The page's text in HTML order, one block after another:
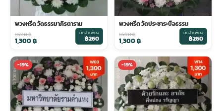
พวงหรีด วัดธรรมาภิรตาราม
1,600฿
1,300฿
มัดจำเพียง
฿260
พวงหรีด วัดประชาระบือธรรม
1,600฿
1,300฿
มัดจำเพียง
฿260
-19% -19%